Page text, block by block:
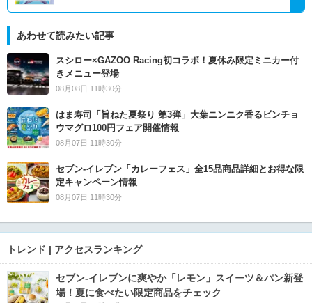
あわせて読みたい記事
スシロー×GAZOO Racing初コラボ！夏休み限定ミニカー付
きメニュー登場
08月08日 11時30分
はま寿司「旨ねた夏祭り 第3弾」大葉ニンニク香るビンチョ
ウマグロ100円フェア開催情報
08月07日 11時30分
セブン‐イレブン「カレーフェス」全15品商品詳細とお得な限
定キャンペーン情報
08月07日 11時30分
トレンド | アクセスランキング
セブン‐イレブンに爽やか「レモン」スイーツ＆パン新登
場！夏に食べたい限定商品をチェック